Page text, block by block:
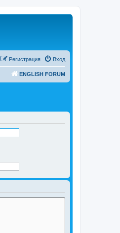
Вход
Регистрация
ENGLISH FORUM